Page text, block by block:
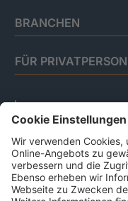
BRANCHEN
FÜR
Impressum
Datenschutz
Code Of Conduct
AGB Für Leistungen
Chancenmanagement
AGB Für Data And
Business Ethics Policy